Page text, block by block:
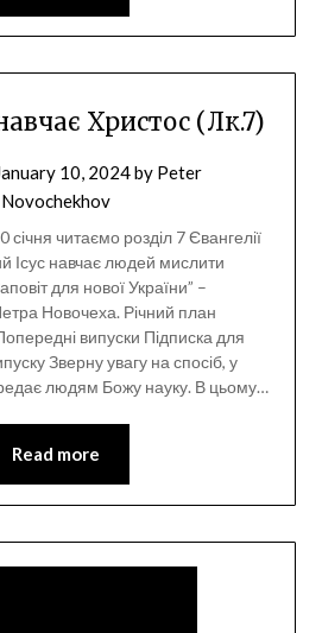
Христос (Лк.7)
10, 2024by Peter
Novochekhov
січня читаємо розділ 7 Євангелії
Ісус навчає людей мислити
для нової України” –
Новочеха. Річний план
випуски Підписка для
Зверну увагу на спосіб, у
людям Божу науку. В цьому…
Read more